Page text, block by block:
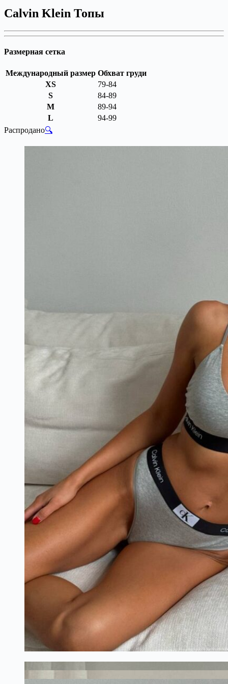
Calvin Klein Топы
Размерная сетка
Международный размер Обхват груди
XS
79-84
S
84-89
M
89-94
L
94-99
Распродано🔍